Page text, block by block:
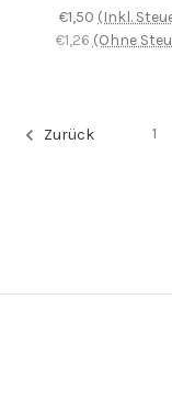
€1,50 (Inkl.
€1,26 (Ohne
Zurück 1